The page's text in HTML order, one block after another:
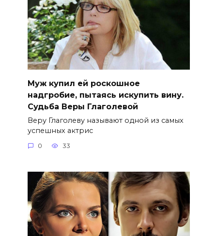
Муж купил ей роскошное
надгробие, пытаясь искупить вину.
Судьба Веры Глаголевой
Веру Глаголеву называют одной из самых
успешных актрис
0 33